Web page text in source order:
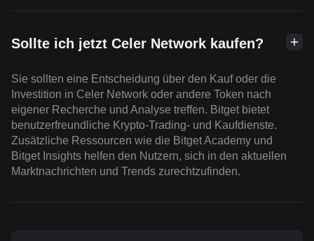
Sollte ich jetzt Celer Network kaufen?
Sie sollten eine Entscheidung über den Kauf oder die
Investition in Celer Network oder andere Token nach
eigener Recherche und Analyse treffen. Bitget bietet
benutzerfreundliche Krypto-Trading- und Kaufdienste.
Zusätzliche Ressourcen wie die Bitget Academy und
Bitget Insights helfen den Nutzern, sich in den aktuellen
Marktnachrichten und Trends zurechtzufinden.